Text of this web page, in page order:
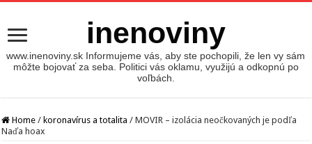
inenoviny
www.inenoviny.sk Informujeme vás, aby ste pochopili, že len vy sám
môžte bojovať za seba. Politici vás oklamu, využijú a odkopnú po
voľbách.
Home / koronavírus a totalita / MOVIR – izolácia neočkovaných je podľa
Naďa hoax